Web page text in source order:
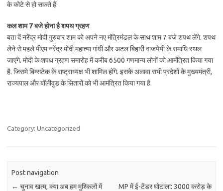
के कोटे से हो सकते हैं.
कल शाम 7 बजे होना है शपथ ग्रहण
बता दें नरेंद्र मोदी गुरुवार शाम को अपने नए मंत्रिमंडल के साथ शाम 7 बजे शपथ लेंगे. शपथ
लेने से पहले पीएम नरेंद्र मोदी महात्मा गांधी और अटल बिहारी वाजपेयी के समाधि स्थल
जाएंगे. मोदी के शपथ ग्रहण समारोह में करीब 6500 गणमान्य लोगों को आमंत्रित किया गया
है. जिसमे बिम्सटेक के राष्ट्राध्यक्ष भी शामिल होंगे. इसके अलावा सभी प्रदेशों के मुख्यमंत्री,
राज्यपाल और बॉलीवुड के सितारों को भी आमंत्रित किया गया है.
Category: Uncategorized
Post navigation
← चुनाव खत्म, क्या अब हम मुश्किलों में
MP में ई-टेंडर घोटाला: 3000 करोड़ के